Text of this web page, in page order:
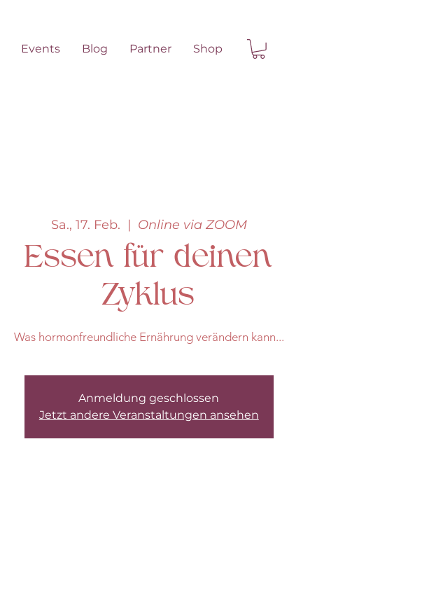
Events Blog Partner Shop
Sa., 17. Feb.
  |
Online via ZOOM
Essen für deinen
Zyklus
Was hormonfreundliche Ernährung verändern kann...
Anmeldung geschlossen
Jetzt andere Veranstaltungen ansehen